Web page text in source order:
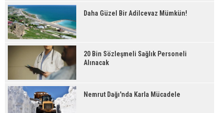
Daha Güzel Bir Adilcevaz Mümkün!
20 Bin Sözleşmeli Sağlık Personeli
Alınacak
Nemrut Dağı'nda Karla Mücadele